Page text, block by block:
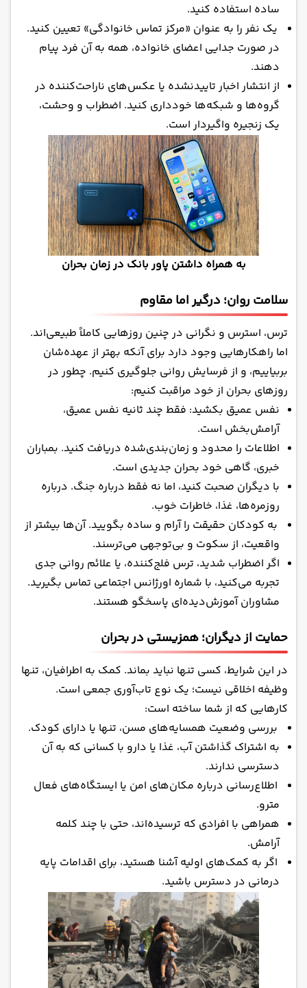
ساده استفاده کنید.
یک نفر را به عنوان «مرکز تماس خانوادگی» تعیین کنید.
در صورت جدایی اعضای خانواده، همه به آن فرد پیام
دهند.
از انتشار اخبار تاییدنشده یا عکس‌های ناراحت‌کننده در
گروه‌ها و شبکه‌ها خودداری کنید. اضطراب و وحشت،
یک زنجیره واگیردار است.
به همراه داشتن پاور بانک در زمان بحران
سلامت روان؛ درگیر اما مقاوم
ترس، استرس و نگرانی در چنین روزهایی کاملاً طبیعی‌اند.
اما راهکارهایی وجود دارد برای آنکه بهتر از عهده‌شان
بربیاییم، و از فرسایش روانی جلوگیری کنیم. چطور در
روزهای بحران از خود مراقبت کنیم:
نفس عمیق بکشید: فقط چند ثانیه نفس عمیق،
آرامش‌بخش است.
اطلاعات را محدود و زمان‌بندی‌شده دریافت کنید. بمباران
خبری، گاهی خود بحران جدیدی است.
با دیگران صحبت کنید، اما نه فقط درباره جنگ. درباره
روزمره‌ها، غذا، خاطرات خوب.
به کودکان حقیقت را آرام و ساده بگویید. آن‌ها بیشتر از
واقعیت، از سکوت و بی‌توجهی می‌ترسند.
اگر اضطراب شدید، ترس فلج‌کننده، یا علائم روانی جدی
تجربه می‌کنید، با شماره اورژانس اجتماعی تماس بگیرید.
مشاوران آموزش‌دیده‌ای پاسخگو هستند.
حمایت از دیگران؛ همزیستی در بحران
در این شرایط، کسی تنها نباید بماند. کمک به اطرافیان، تنها
وظیفه اخلاقی نیست؛ یک نوع تاب‌آوری جمعی است.
کارهایی که از شما ساخته است:
بررسی وضعیت همسایه‌های مسن، تنها یا دارای کودک.
به اشتراک گذاشتن آب، غذا یا دارو با کسانی که به آن
دسترسی ندارند.
اطلاع‌رسانی درباره مکان‌های امن یا ایستگاه‌های فعال
مترو.
همراهی با افرادی که ترسیده‌اند، حتی با چند کلمه
آرامش.
اگر به کمک‌های اولیه آشنا هستید، برای اقدامات پایه
درمانی در دسترس باشید.